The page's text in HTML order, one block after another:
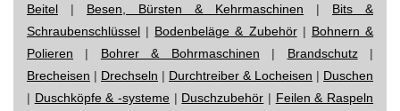
Beitel | Besen, Bürsten & Kehrmaschinen | Bits &
Schraubenschlüssel | Bodenbeläge & Zubehör| Bohnern &
Polieren | Bohrer & Bohrmaschinen | Brandschutz|
Brecheisen | Drechseln | Durchtreiber & Locheisen | Duschen
| Duschköpfe & -systeme | Duschzubehör | Feilen & Raspeln